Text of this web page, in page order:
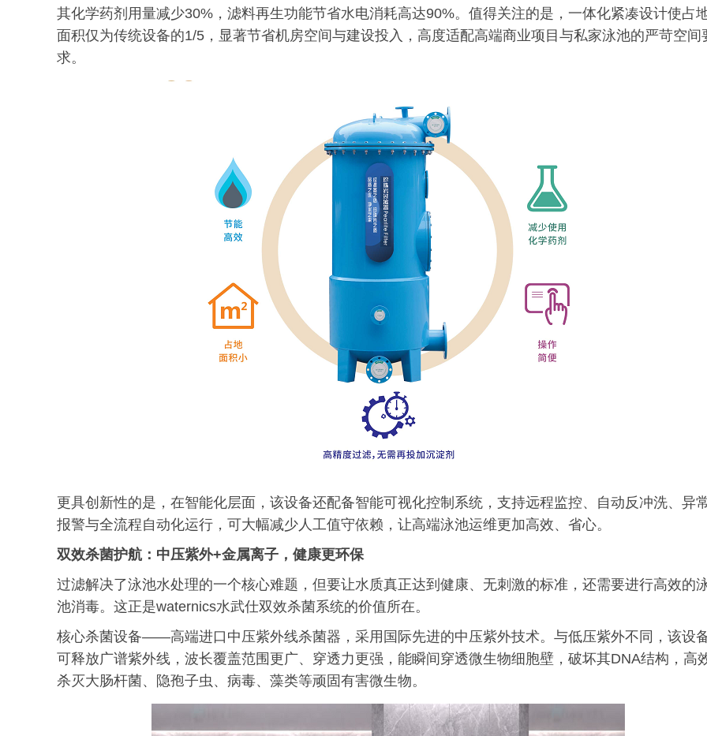
其化学药剂用量减少30%，滤料再生功能节省水电消耗高达90%。值得关注的是，一体化紧凑设计使占
面积仅为传统设备的1/5，显著节省机房空间与建设投入，高度适配高端商业项目与私家泳池的严苛空间
求。
更具创新性的是，在智能化层面，该设备还配备智能可视化控制系统，支持远程监控、自动反冲洗、异
报警与全流程自动化运行，可大幅减少人工值守依赖，让高端泳池运维更加高效、省心。
双效杀菌护航：中压紫外+金属离子，健康更环保
过滤解决了泳池水处理的一个核心难题，但要让水质真正达到健康、无刺激的标准，还需要进行高效的
池消毒。这正是waternics水武仕双效杀菌系统的价值所在。
核心杀菌设备——高端进口中压紫外线杀菌器，采用国际先进的中压紫外技术。与低压紫外不同，该设
可释放广谱紫外线，波长覆盖范围更广、穿透力更强，能瞬间穿透微生物细胞壁，破坏其DNA结构，高
杀灭大肠杆菌、隐孢子虫、病毒、藻类等顽固有害微生物。